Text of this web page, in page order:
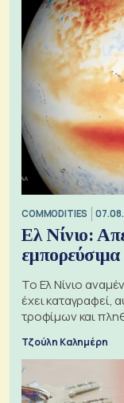
COMMODITIES
Ελ Νίνιο:
Το Ελ Νίνιο
έχει καταγραφεί,
τροφίμων και
Τζούλη Καλημέρη